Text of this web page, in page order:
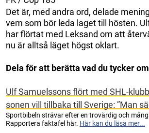
Det är, med andra ord, delade
vem som bör leda laget till hösten.
har flörtat med Leksand om att
nu är alltså läget högst oklart.
Dela för att berätta vad du tycker
Ulf Samuelssons flört med SHL-
sonen vill tillbaka till Sverige: ”Man
Sportbibeln strävar efter en trovärdig och
Rapportera faktafel här. Här kan du läsa mer...